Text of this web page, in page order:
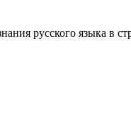
русского языка в